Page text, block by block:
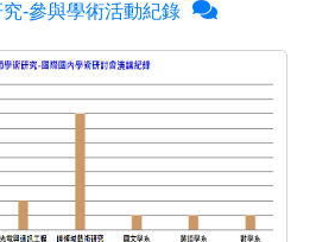
-參與學術活動紀錄